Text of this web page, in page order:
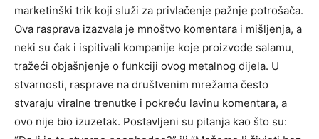
marketinški trik koji služi za privlačenje pažnje potrošača.
Ova rasprava izazvala je mnoštvo komentara i mišljenja, a
neki su čak i ispitivali kompanije koje proizvode salamu,
tražeći objašnjenje o funkciji ovog metalnog dijela. U
stvarnosti, rasprave na društvenim mrežama često
stvaraju viralne trenutke i pokreću lavinu komentara, a
ovo nije bio izuzetak. Postavljeni su pitanja kao što su: